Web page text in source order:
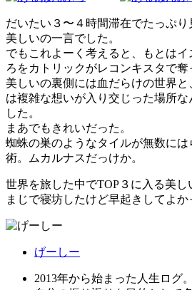
だいたい３〜４時間滞在でたっぷ
美しいの一言でした。
でもこれよーく考えると、もとはイ
ろをカトリックがレコンキスタで奪
美しいの裏側には血だらけの世界
は複雑な想いが入り交じった場所な
した。
まあでもきれいだった。
蜘蛛の巣のようなタイルが無数に
術。ムカルナスだっけか。
世界を旅した中でTOP３に入る美
まじで寝坊したけど早起きしてよか
げーしー
2013年から始まった人生ログ。